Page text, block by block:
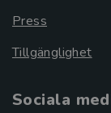
Press
Tillgänglighet
Sociala